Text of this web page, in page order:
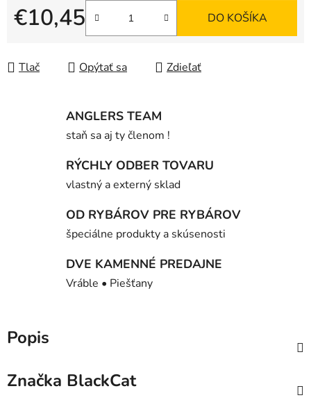
€10,45
Jednotková cena:
DO KOŠÍKA
Tlač Opýtať sa Zdieľať
ANGLERS TEAM
staň sa aj ty členom !
RÝCHLY ODBER TOVARU
vlastný a externý sklad
OD RYBÁROV PRE RYBÁROV
špeciálne produkty a skúsenosti
DVE KAMENNÉ PREDAJNE
Vráble • Piešťany
Popis
Značka BlackCat